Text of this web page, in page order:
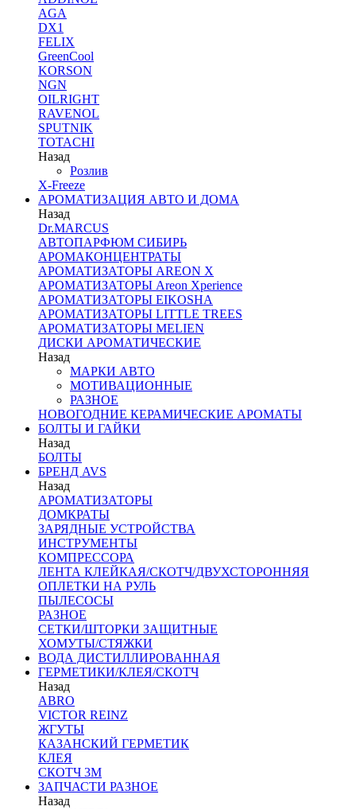
AGA
DX1
FELIX
GreenCool
KORSON
NGN
OILRIGHT
RAVENOL
SPUTNIK
TOTACHI
Назад
Розлив
X-Freeze
АРОМАТИЗАЦИЯ АВТО И ДОМА
Назад
Dr.MARCUS
АВТОПАРФЮМ СИБИРЬ
АРОМАКОНЦЕНТРАТЫ
АРОМАТИЗАТОРЫ AREON X
АРОМАТИЗАТОРЫ Areon Xperience
АРОМАТИЗАТОРЫ EIKOSHA
АРОМАТИЗАТОРЫ LITTLE TREES
АРОМАТИЗАТОРЫ MELIEN
ДИСКИ АРОМАТИЧЕСКИЕ
Назад
МАРКИ АВТО
МОТИВАЦИОННЫЕ
РАЗНОЕ
НОВОГОДНИЕ КЕРАМИЧЕСКИЕ АРОМАТЫ
БОЛТЫ И ГАЙКИ
Назад
БОЛТЫ
БРЕНД AVS
Назад
АРОМАТИЗАТОРЫ
ДОМКРАТЫ
ЗАРЯДНЫЕ УСТРОЙСТВА
ИНСТРУМЕНТЫ
КОМПРЕССОРА
ЛЕНТА КЛЕЙКАЯ/СКОТЧ/ДВУХСТОРОННЯЯ
ОПЛЕТКИ НА РУЛЬ
ПЫЛЕСОСЫ
РАЗНОЕ
СЕТКИ/ШТОРКИ ЗАЩИТНЫЕ
ХОМУТЫ/СТЯЖКИ
ВОДА ДИСТИЛЛИРОВАННАЯ
ГЕРМЕТИКИ/КЛЕЯ/СКОТЧ
Назад
ABRO
VICTOR REINZ
ЖГУТЫ
КАЗАНСКИЙ ГЕРМЕТИК
КЛЕЯ
СКОТЧ 3М
ЗАПЧАСТИ РАЗНОЕ
Назад